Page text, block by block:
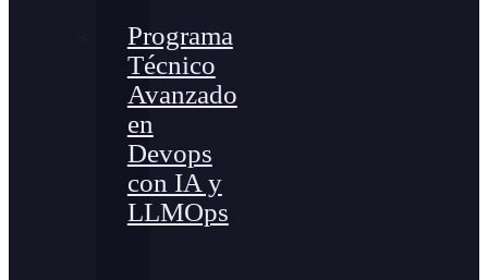
Programa
Técnico
Avanzado
en
Devops
con IA y
LLMOps